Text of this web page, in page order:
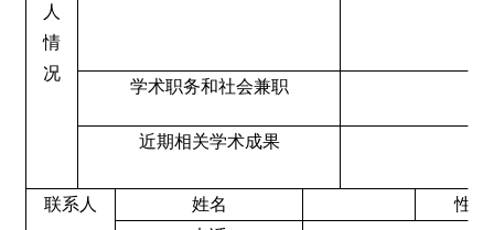
人
情
况
学术职务和社会兼职
近期相关学术成果
联系人 姓名
性别